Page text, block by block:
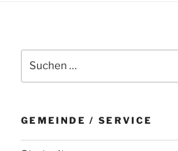
nach:
GEMEINDE / SERVICE